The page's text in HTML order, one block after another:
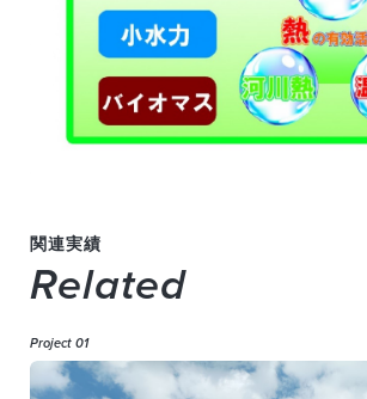
関連実績
Related
Project 01